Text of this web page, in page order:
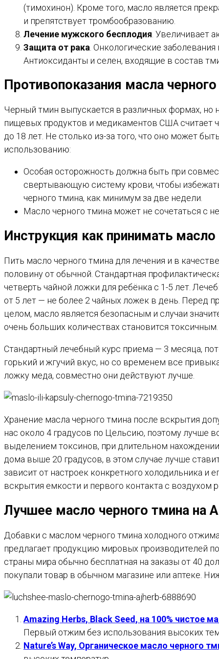
(тимохинон). Кроме того, масло является
и препятствует тромбообразованию.
Лечение мужского бесплодия . Увеличивает
Защита от рака . Онкологические
Антиоксиданты и селен, входящие в состав
Противопоказания масла
Черный тмин выпускается в различных формах,
пищевых продуктов и медикаментов США считает
до 18 лет. Не столько из-за того, что оно может
использованию:
Особая осторожность должна быть при
свертывающую систему крови, чтобы
черного тмина, как минимум за две недели.
Масло черного тмина может не сочетаться с
Инструкция как принимать
Пить масло черного тмина для лечения и в
половину от обычной. Стандартная
четверть чайной ложки для ребёнка с 1-5 лет.
от 5 лет — не более 2 чайных ложек в день. Перед
целом, масло является безопасным и случаи
очень больших количествах становится токсичным.
Стандартный лечебный курс приема — 3 месяца,
горький и жгучий вкус, но со временем все
ложку меда, совместно они действуют лучше.
Хранение масла черного тмина после вскрытия
нас около 4 градусов по Цельсию, поэтому лучше
выделением токсинов, при длительном
дома выше 20 градусов, в этом случае лучше
зависит от настроек конкретного холодильника и
вскрытия емкости и первого контакта с воздухом
Лучшее масло черного тмина на
Добавки с маслом черного тмина холодного
предлагает продукцию мировых производителей
страны мира обычно бесплатная на заказы от 40
покупали товар в обычном магазине или аптеке.
Amazing Herbs, Black Seed, на 100% чистое
Первый отжим без использования высоких
Nature’s Way, Органическое масло черного